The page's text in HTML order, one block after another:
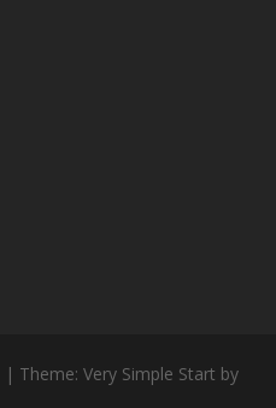
| Theme: Very Simple Start by